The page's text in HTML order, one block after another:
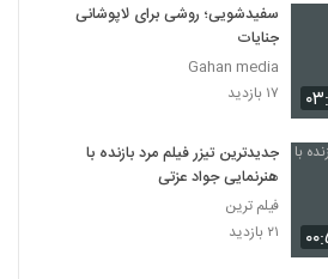
دانلود فیلم ایرانی کلاغ پر
دانلود فیلم چراغی در مه به کارگردانی پناه بر خدا
۱,۰۵۸ بازدید
دانلود فیلم بیتابی بیتا
۵,۸۵۶ بازدید
سفیدشویی؛ روشی برای لاپوشانی
جنایات
Gahan media
۱۷ بازدید
جدیدترین تیزر فیلم مرد بازنده با
هنرنمایی جواد عزتی
فیلم ترین
۲۱ بازدید